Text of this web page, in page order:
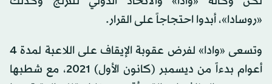
«روسادا»، أبدوا احتجاجاً على القرار.
وتسعى «وادا» لفرض عقوبة الإيقاف على اللاعبة لمدة 4
أعوام بدءاً من ديسمبر (كانون الأول) 2021، مع شطبها